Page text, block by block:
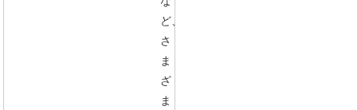
ど、
さ
ま
ざ
ま